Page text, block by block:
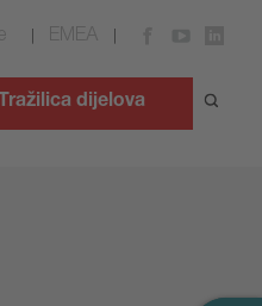
EMEA
Tražilica dijelova